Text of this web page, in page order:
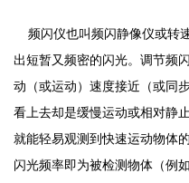
频闪仪也叫频闪静像仪或转
出短暂又频密的闪光。调节频
动（或运动）速度接近（或同
看上去却是缓慢运动或相对静
就能轻易观测到快速运动物体
闪光频率即为被检测物体（例